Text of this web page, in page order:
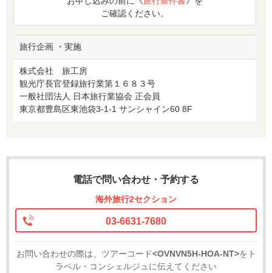
ご確認ください。
旅行企画 ・実施
株式会社 旅工房
観光庁長官登録旅行業第１６８３号
一般社団法人 日本旅行業協会 正会員
東京都豊島区東池袋3-1-1 サンシャイン60 8F
電話で問い合わせ・予約する
海外旅行2セクション
03-6631-7680
お問い合わせの際は、ツアーコード<OVNVN5H-HOA-NT>をト
ラベル・コンシェルジュに伝えてください